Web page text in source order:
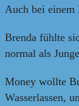
Auch bei einem
Brenda fühlte
normal als
Money wollte
Wasserlassen,